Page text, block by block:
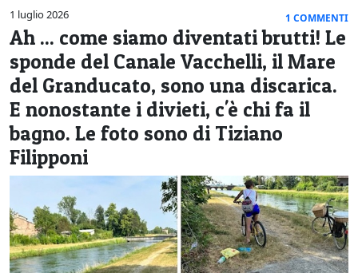
CULTURA
LA STORIA
SPETTACOLI
L'EDITORIALE
SEZIONI
CERCA
1 luglio 2026 1 COMMENTI
Ah ... come siamo diventati brutti! Le
sponde del Canale Vacchelli, il Mare
del Granducato, sono una discarica.
E nonostante i divieti, c'è chi fa il
bagno. Le foto sono di Tiziano
Filipponi